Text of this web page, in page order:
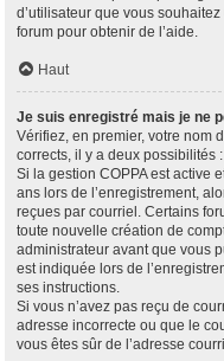
d’utilisateur que vous
forum pour obtenir de l’aide.
Haut
Je suis enregistré mais je ne
Vérifiez, en premier, votre nom
corrects, il y a deux possibilités :
Si la gestion COPPA est active
ans lors de l’enregistrement,
reçues par courriel. Certains
toute nouvelle création de
administrateur avant que vous
est indiquée lors de
ses instructions.
Si vous n’avez pas reçu de
adresse incorrecte ou que le
vous êtes sûr de l’adresse